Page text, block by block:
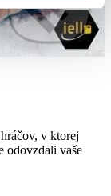
v ktorej
odovzdali vaše